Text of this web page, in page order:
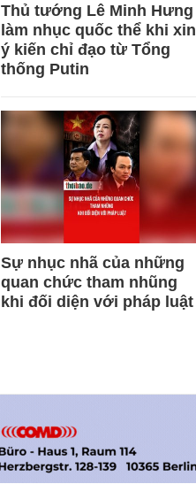
Thủ tướng Lê Minh Hưng
làm nhục quốc thể khi xin
ý kiến chỉ đạo từ Tổng
thống Putin
Sự nhục nhã của những
quan chức tham nhũng
khi đối diện với pháp luật